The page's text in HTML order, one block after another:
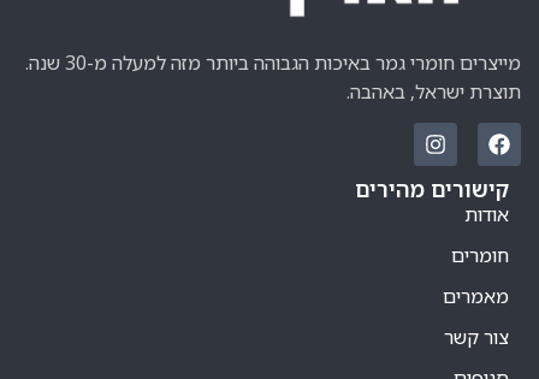
מייצרים חומרי גמר באיכות הגבוהה ביותר מזה למעלה מ-30 שנה.
תוצרת ישראל, באהבה.
קישורים מהירים
אודות
חומרים
מאמרים
צור קשר